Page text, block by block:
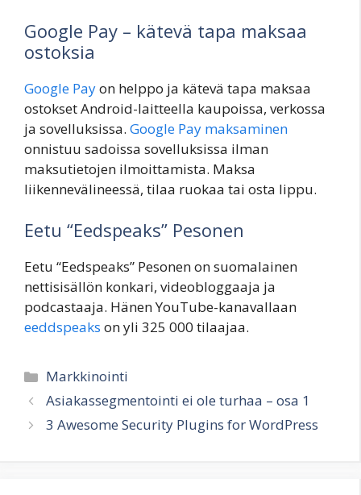
Google Pay – kätevä tapa maksaa
ostoksia
Google Payon helppo ja kätevä tapa maksaa
ostokset Android-laitteella kaupoissa, verkossa
ja sovelluksissa. Google Pay maksaminen
onnistuu sadoissa sovelluksissa ilman
maksutietojen ilmoittamista. Maksa
liikennevälineessä, tilaa ruokaa tai osta lippu.
Eetu “Eedspeaks” Pesonen
Eetu “Eedspeaks” Pesonen on suomalainen
nettisisällön konkari, videobloggaaja ja
podcastaaja. Hänen YouTube-kanaval­laan
eeddspeaks on yli 325 000 tilaajaa.
Categories
Markkinointi
Asiakassegmentointi ei ole turhaa – osa 1
3 Awesome Security Plugins for WordPress